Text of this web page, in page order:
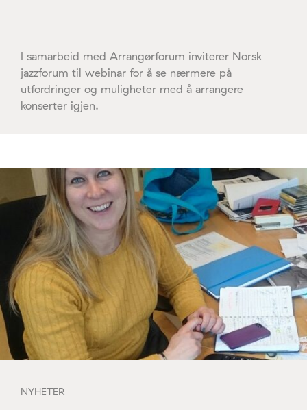
I samarbeid med Arrangørforum inviterer Norsk
jazzforum til webinar for å se nærmere på
utfordringer og muligheter med å arrangere
konserter igjen.
NYHETER